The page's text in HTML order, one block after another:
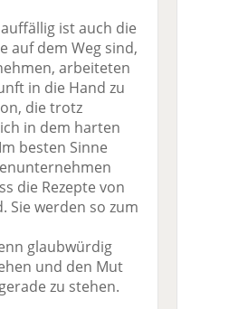
ist auch die
auf dem Weg sind,
arbeiteten
in die Hand zu
die trotz
in dem harten
besten Sinne
die Rezepte von
Sie werden so zum
glaubwürdig
und den Mut
zu stehen.